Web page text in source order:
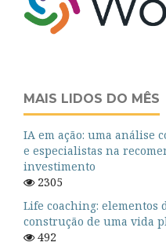
MAIS LIDOS DO MÊS
IA em ação: uma análise
e especialistas na
investimento
2305
Life coaching: elementos
construção de uma vida
492